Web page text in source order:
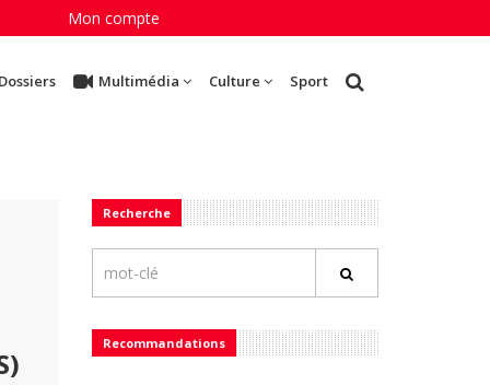
Mon compte
Multimédia Culture Sport
Recherche
Recommandations